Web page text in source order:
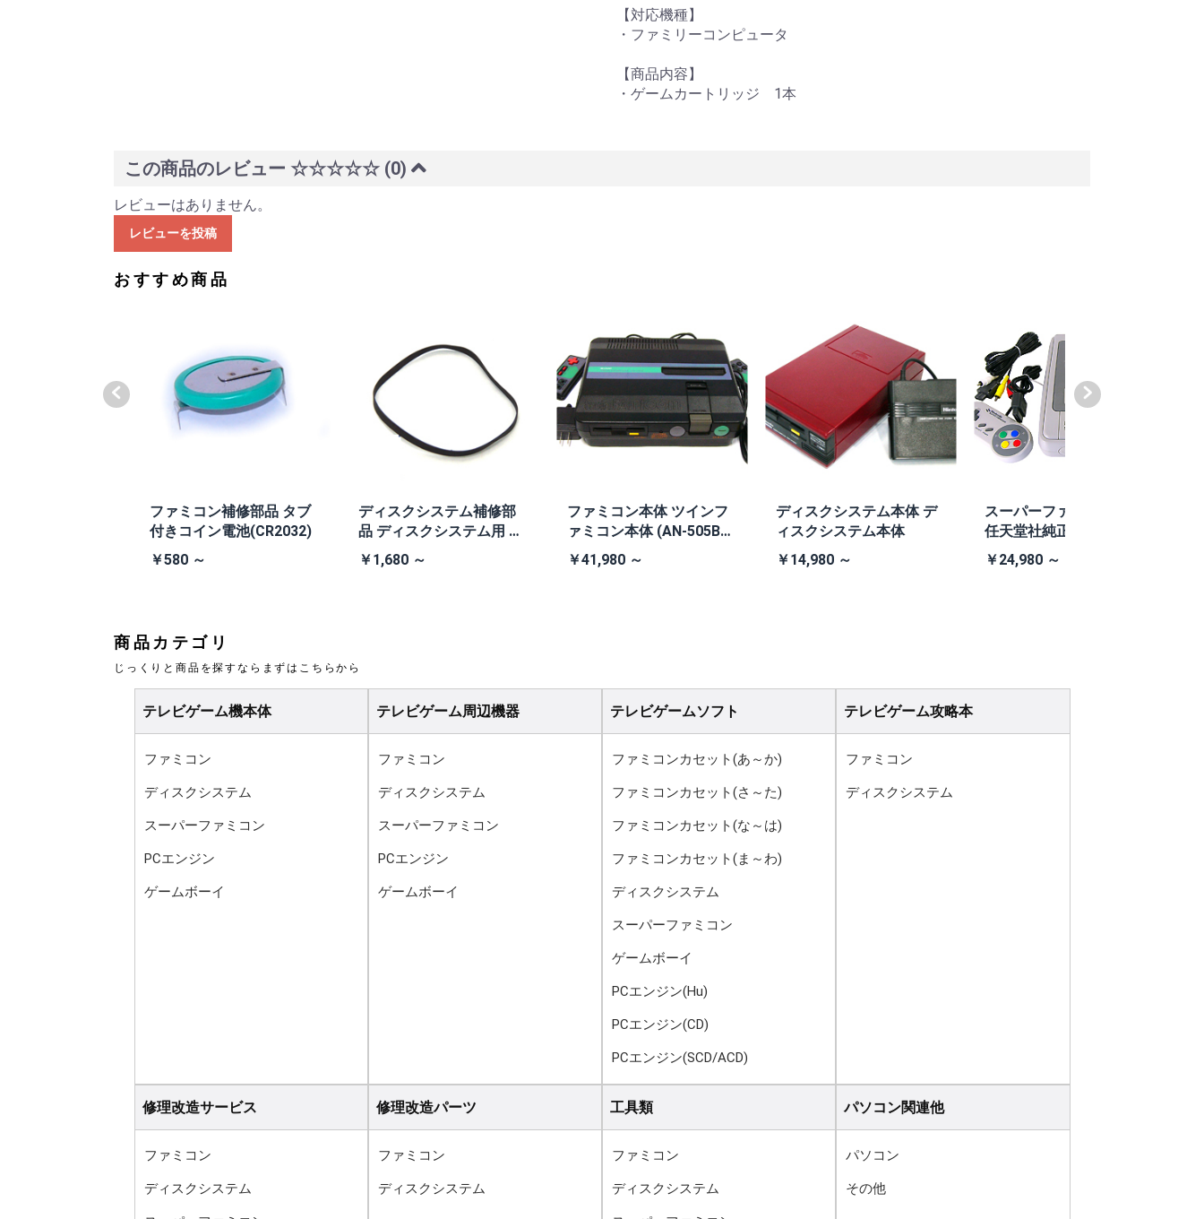
【対応機種】
・ファミリーコンピュータ
【商品内容】
・ゲームカートリッジ 1本
この商品のレビュー ☆☆☆☆☆ (0)
レビューはありません。
レビューを投稿
おすすめ商品
ファミコン補修部品 タブ
付きコイン電池(CR2032)
￥580 ～
ディスクシステム補修部
品 ディスクシステム用 交
換ベルト
￥1,680 ～
ファミコン本体 ツインフ
ァミコン本体 (AN-505B
黒・連射あり)
￥41,980 ～
ディスクシステム本体 デ
ィスクシステム本体
￥14,980 ～
スーパーファミコン本体
任天堂社純正スーパーフ
ァミコン本体
￥24,980 ～
商品カテゴリ
じっくりと商品を探すならまずはこちらから
テレビゲーム機本体
ファミコン
ディスクシステム
スーパーファミコン
PCエンジン
ゲームボーイ
テレビゲーム周辺機器
ファミコン
ディスクシステム
スーパーファミコン
PCエンジン
ゲームボーイ
テレビゲームソフト
ファミコンカセット(あ～か)
ファミコンカセット(さ～た)
ファミコンカセット(な～は)
ファミコンカセット(ま～わ)
ディスクシステム
スーパーファミコン
ゲームボーイ
PCエンジン(Hu)
PCエンジン(CD)
PCエンジン(SCD/ACD)
テレビゲーム攻略本
ファミコン
ディスクシステム
修理改造サービス
ファミコン
ディスクシステム
修理改造パーツ
ファミコン
ディスクシステム
工具類
ファミコン
ディスクシステム
パソコン関連他
パソコン
その他